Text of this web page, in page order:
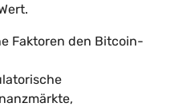
Faktoren den Bitcoin-